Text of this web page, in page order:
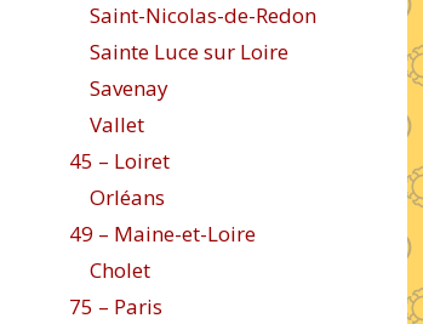
Saint-Nicolas-de-Redon
Sainte Luce sur Loire
Savenay
Vallet
45 – Loiret
Orléans
49 – Maine-et-Loire
Cholet
75 – Paris